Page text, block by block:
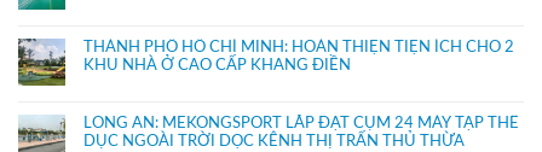
THÀNH PHỐ HỒ CHÍ MINH: HOÀN THIỆN TIỆN ÍCH CHO 2
KHU NHÀ Ở CAO CẤP KHANG ĐIỀN
LONG AN: MEKONGSPORT LẮP ĐẶT CỤM 24 MÁY TẬP THỂ
DỤC NGOÀI TRỜI DỌC KÊNH THỊ TRẤN THỦ THỪA